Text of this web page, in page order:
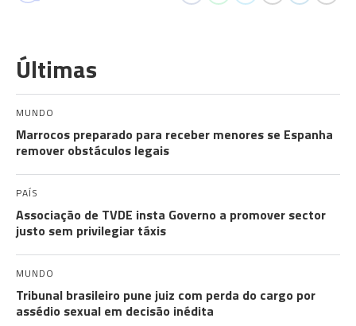
Últimas
MUNDO
Marrocos preparado para receber menores se Espanha
remover obstáculos legais
PAÍS
Associação de TVDE insta Governo a promover sector
justo sem privilegiar táxis
MUNDO
Tribunal brasileiro pune juiz com perda do cargo por
assédio sexual em decisão inédita